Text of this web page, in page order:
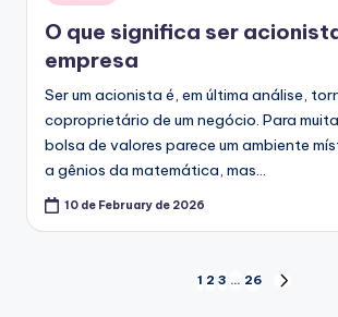
in
O que significa ser
empresa
Ser um acionista é, em última análise,
coproprietário de um negócio. Para
bolsa de valores parece um ambiente
a gênios da matemática, mas…
10 de February de 2026
1 2 3 … 26